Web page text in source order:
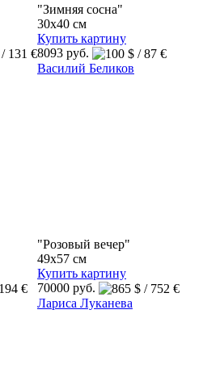
"Зимняя сосна"
30x40 см
Купить картину
8093 руб.
Василий Беликов
"Розовый вечер"
49x57 см
Купить картину
70000 руб.
Лариса Луканева